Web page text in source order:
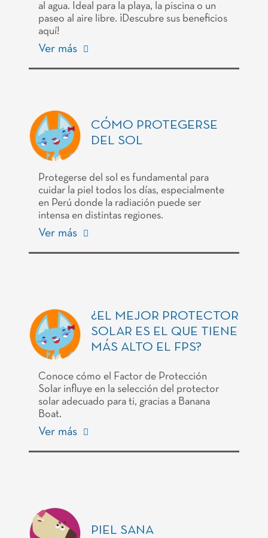
al agua. Ideal para la playa, la piscina o un
paseo al aire libre. ¡Descubre sus beneficios
aquí!
Ver más
CÓMO PROTEGERSE
DEL SOL
Protegerse del sol es fundamental para
cuidar la piel todos los días, especialmente
en Perú donde la radiación puede ser
intensa en distintas regiones.
Ver más
¿EL MEJOR PROTECTOR
SOLAR ES EL QUE TIENE
MÁS ALTO EL FPS?
Conoce cómo el Factor de Protección
Solar influye en la selección del protector
solar adecuado para ti, gracias a Banana
Boat.
Ver más
PIEL SANA